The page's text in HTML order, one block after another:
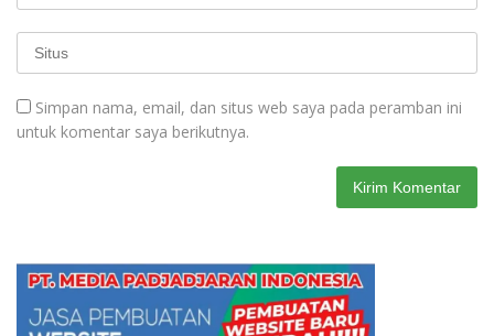
Simpan nama, email, dan situs web saya pada peramban ini
untuk komentar saya berikutnya.